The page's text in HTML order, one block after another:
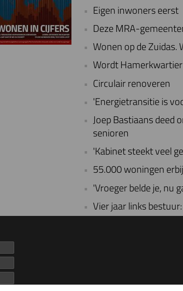
Eigen inwoners eerst
Deze MRA-
Wonen op de Zuidas.
Wordt
Circulair renoveren
'Energietransitie is
Joep Bastiaans
senioren
'Kabinet steekt veel
55.000 woningen
'Vroeger belde je, nu
Vier jaar links